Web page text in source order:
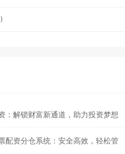
：解锁财富新通道，助力投资梦想
配资分仓系统：安全高效，轻松管